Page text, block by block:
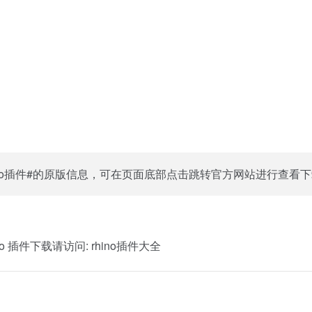
件#的原版信息，可在页面底部点击跳转官方网站进行查看
插件下载请访问: rhino插件大全